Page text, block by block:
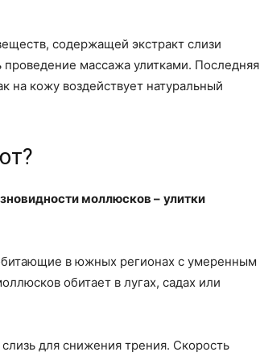
содержащей экстракт слизи
проведение массажа улитками. Последняя
на кожу воздействует натуральный
моллюсков – улитки
в южных регионах с умеренным
обитает в лугах, садах или
для снижения трения. Скорость